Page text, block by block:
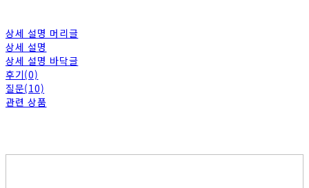
상세 설명 머리글
상세 설명
상세 설명 바닥글
후기(0)
질문(10)
관련 상품